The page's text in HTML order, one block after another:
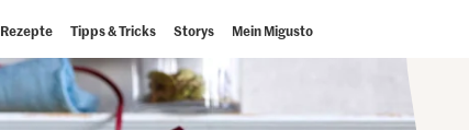
Rezepte Tipps & Tricks Storys Mein Migusto